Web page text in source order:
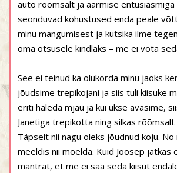
auto rõõmsalt ja äärmise entusiasmiga
seonduvad kohustused enda peale
minu mangumisest ja kutsika ilme
oma otsusele kindlaks – me ei võta
See ei teinud ka olukorda minu jaoks
jõudsime trepikojani ja siis tuli kiisuke
eriti haleda mjäu ja kui ukse avasime,
Janetiga trepikotta ning silkas rõõmsalt
Täpselt nii nagu oleks jõudnud koju.
meeldis nii mõelda. Kuid Joosep jätkas
mantrat, et me ei saa seda kiisut